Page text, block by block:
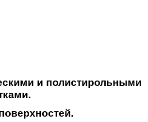
и полистирольными